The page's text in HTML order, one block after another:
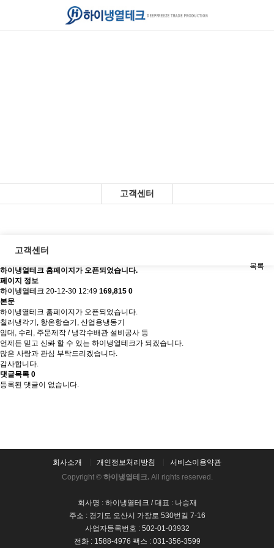
고객센터
고객센터
목록
하이냉열테크 홈페이지가 오픈되었습니다.
페이지 정보
하이냉열테크 20-12-30 12:49 169,815 0
본문
하이냉열테크 홈페이지가 오픈되었습니다.
칠러냉각기, 항온항습기, 산업용냉동기
임대, 수리, 주문제작 / 냉각수배관 설비공사 등
언제든 믿고 신롸 할 수 있는 하이냉열테크가 되겠습니다.
많은 사랑과 관심 부탁드리겠습니다.
감사합니다.
댓글목록 0
등록된 댓글이 없습니다.
회사소개 개인정보처리방침
서비스이용약관
Copyright © 하이냉열테크.All rights reserved.
회사명 : 하이냉열테크 / 대표 : 나승재
주소 : 경기도 오산시 가장로 530번길 7-16
사업자등록번호 : 502-01-03932
전화 : 1588-4976 팩스 : 031-356-3599